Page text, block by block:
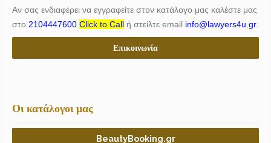
Αν σας ενδιαφέρει να εγγραφείτε στον κατάλογο μας καλέστε μας
στο 2104447600 Click to Call ή στείλτε email info@lawyers4u.gr.
Επικοινωνία
Οι κατάλογοι μας
BeautyBooking.gr